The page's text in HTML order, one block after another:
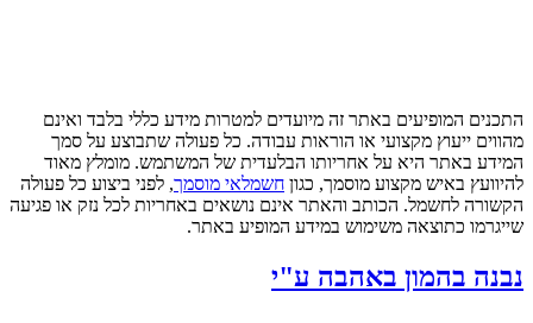
התכנים המופיעים באתר זה מיועדים למטרות מידע כללי בלבד ואינם
מהווים ייעוץ מקצועי או הוראות עבודה. כל פעולה שתבוצע על סמך
המידע באתר היא על אחריותו הבלעדית של המשתמש. מומלץ מאוד
להיוועץ באיש מקצוע מוסמך, כגון חשמלאי מוסמך, לפני ביצוע כל פעולה
הקשורה לחשמל. הכותב והאתר אינם נושאים באחריות לכל נזק או פגיעה
שייגרמו כתוצאה משימוש במידע המופיע באתר.
נבנה בהמון באהבה ע"י